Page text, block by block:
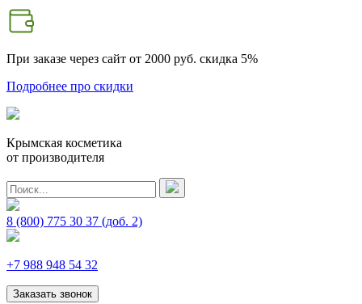
При заказе через сайт от 2000 руб. скидка 5%
Подробнее про скидки
Крымская косметика
от производителя
8 (800) 775 30 37 (доб. 2)
+7 988 948 54 32
Заказать звонок